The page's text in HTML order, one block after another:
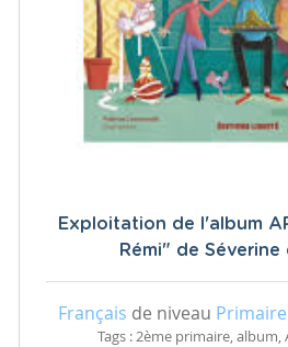
Exploitation de l'album
Rémi" de
Français de niveau
Tags : 2ème primaire,